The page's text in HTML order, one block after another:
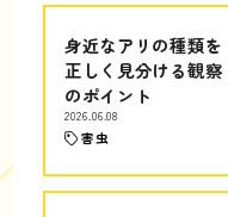
身近なアリの種類を
正しく見分ける観察
のポイント
2026.06.08
害虫